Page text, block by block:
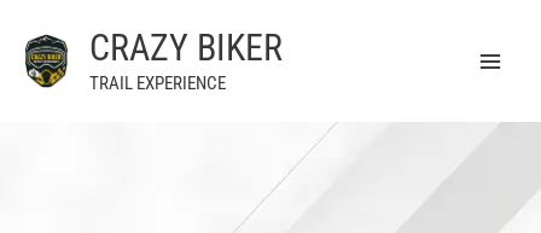
contenu
CRAZY BIKER
TRAIL EXPERIENCE